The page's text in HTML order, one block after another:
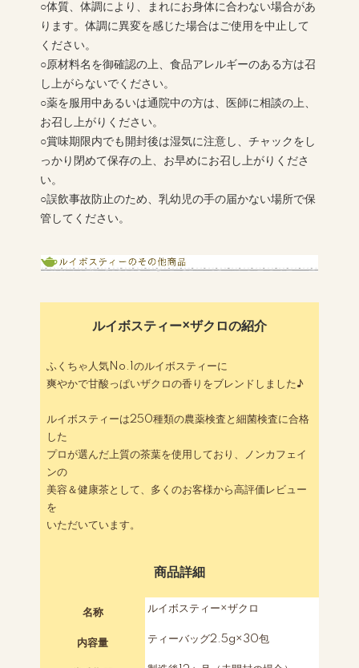
○体質、体調により、まれにお身体に合わない場合があ
ります。体調に異変を感じた場合はご使用を中止して
ください。
○原材料名を御確認の上、食品アレルギーのある方は召
し上がらないでください。
○薬を服用中あるいは通院中の方は、医師に相談の上、
お召し上がりください。
○賞味期限内でも開封後は湿気に注意し、チャックをし
っかり閉めて保存の上、お早めにお召し上がりくださ
い。
○誤飲事故防止のため、乳幼児の手の届かない場所で保
管してください。
ルイボスティー×ザクロの紹介
ふくちゃ人気No.1のルイボスティーに
爽やかで甘酸っぱいザクロの香りをブレンドしました♪
ルイボスティーは250種類の農薬検査と細菌検査に合格
した
プロが選んだ上質の茶葉を使用しており、ノンカフェイ
ンの
美容＆健康茶として、多くのお客様から高評価レビュー
を
いただいています。
商品詳細
名称 ルイボスティー×ザクロ
内容量 ティーバッグ2.5g×30包